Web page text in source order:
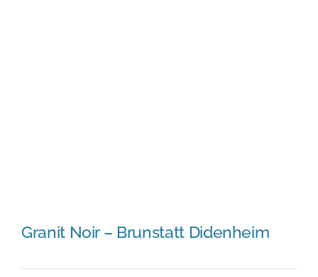
Granit Noir – Brunstatt Didenheim